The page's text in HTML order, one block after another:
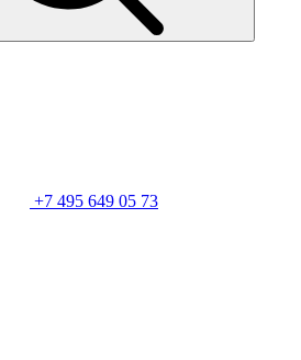
+7 495 649 05 73